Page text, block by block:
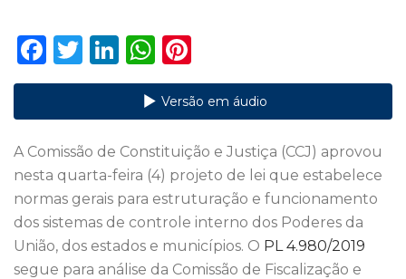
F
a
e
b
o
o
k
T
w
te
r
Li
n
dI
n
W
h
a
ts
A
p
p
n
te
re
st
Versão em áudio
A Comissão de Constituição e Justiça (CCJ) aprovou
nesta quarta-feira (4) projeto de lei que estabelece
normas gerais para estruturação e funcionamento
dos sistemas de controle interno dos Poderes da
União, dos estados e municípios. O PL 4.980/2019
segue para análise da Comissão de Fiscalização e